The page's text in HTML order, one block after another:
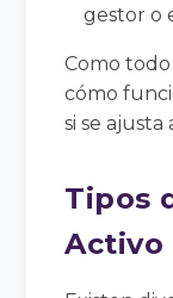
gestor o
Como
cómo
si se
Tipos
Activo